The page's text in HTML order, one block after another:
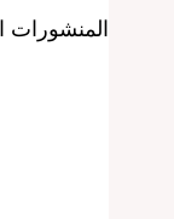
المنشورات